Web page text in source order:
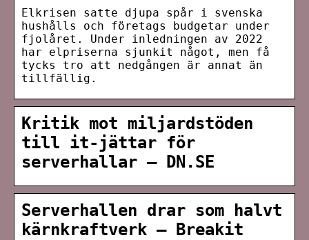
Elkrisen satte djupa spår i svenska
hushålls och företags budgetar under
fjolåret. Under inledningen av 2022
har elpriserna sjunkit något, men få
tycks tro att nedgången är annat än
tillfällig.
Kritik mot miljardstöden
till it-jättar för
serverhallar – DN.SE
Serverhallen drar som halvt
kärnkraftverk – Breakit